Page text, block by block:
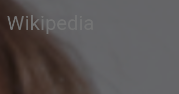
Wikipedia